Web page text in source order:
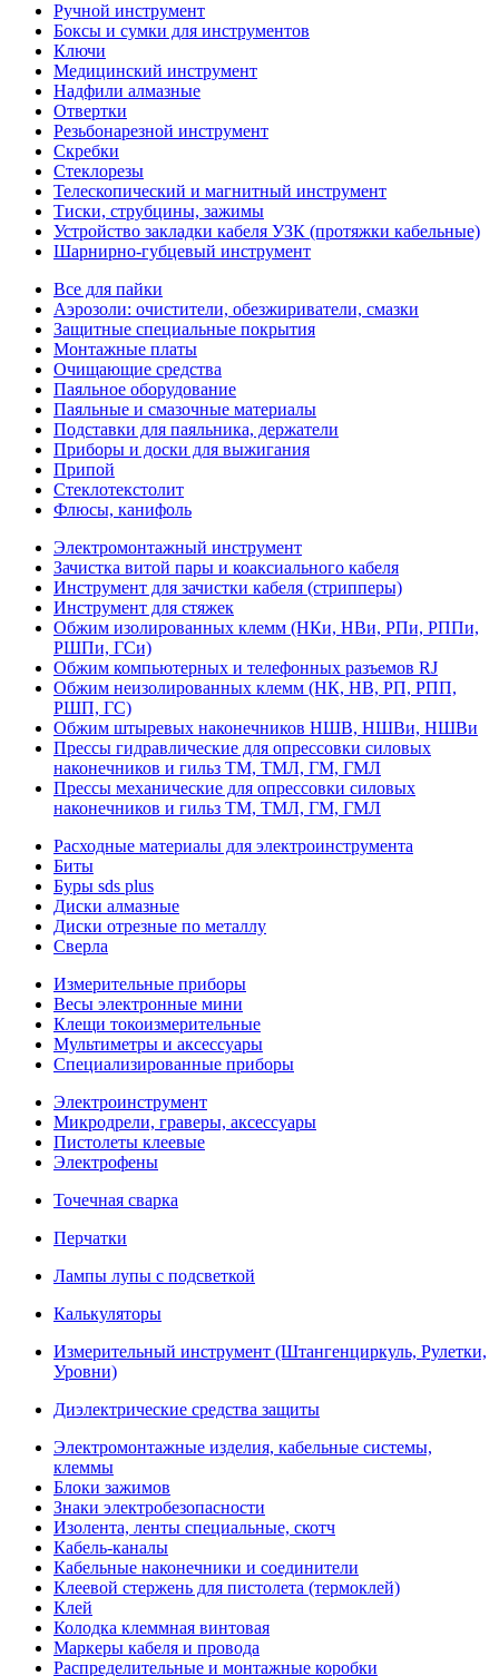
Ручной инструмент
Боксы и сумки для инструментов
Ключи
Медицинский инструмент
Надфили алмазные
Отвертки
Резьбонарезной инструмент
Скребки
Стеклорезы
Телескопический и магнитный инструмент
Тиски, струбцины, зажимы
Устройство закладки кабеля УЗК (протяжки кабельные)
Шарнирно-губцевый инструмент
Все для пайки
Аэрозоли: очистители, обезжириватели, смазки
Защитные специальные покрытия
Монтажные платы
Очищающие средства
Паяльное оборудование
Паяльные и смазочные материалы
Подставки для паяльника, держатели
Приборы и доски для выжигания
Припой
Стеклотекстолит
Флюсы, канифоль
Электромонтажный инструмент
Зачистка витой пары и коаксиального кабеля
Инструмент для зачистки кабеля (стрипперы)
Инструмент для стяжек
Обжим изолированных клемм (НКи, НВи, РПи, РППи,
РШПи, ГСи)
Обжим компьютерных и телефонных разъемов RJ
Обжим неизолированных клемм (НК, НВ, РП, РПП,
РШП, ГС)
Обжим штыревых наконечников НШВ, НШВи, НШВи
Прессы гидравлические для опрессовки силовых
наконечников и гильз ТМ, ТМЛ, ГМ, ГМЛ
Прессы механические для опрессовки силовых
наконечников и гильз ТМ, ТМЛ, ГМ, ГМЛ
Расходные материалы для электроинструмента
Биты
Буры sds plus
Диски алмазные
Диски отрезные по металлу
Сверла
Измерительные приборы
Весы электронные мини
Клещи токоизмерительные
Мультиметры и аксессуары
Специализированные приборы
Электроинструмент
Микродрели, граверы, аксессуары
Пистолеты клеевые
Электрофены
Точечная сварка
Перчатки
Лампы лупы с подсветкой
Калькуляторы
Измерительный инструмент (Штангенциркуль, Рулетки,
Уровни)
Диэлектрические средства защиты
Электромонтажные изделия, кабельные системы,
клеммы
Блоки зажимов
Знаки электробезопасности
Изолента, ленты специальные, скотч
Кабель-каналы
Кабельные наконечники и соединители
Клеевой стержень для пистолета (термоклей)
Клей
Колодка клеммная винтовая
Маркеры кабеля и провода
Распределительные и монтажные коробки